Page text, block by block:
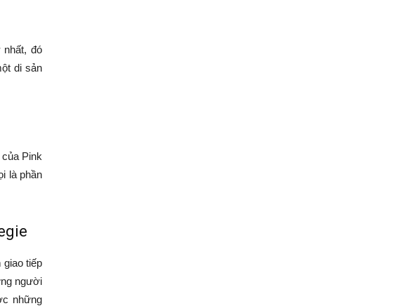
nhất, đó
di sản
Pink
là phần
tiếp
người
những